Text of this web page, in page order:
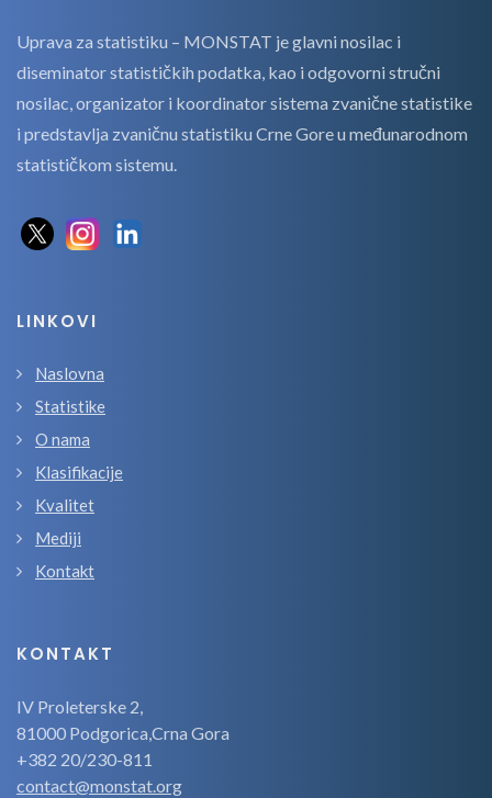
Uprava za statistiku – MONSTAT je glavni nosilac i
diseminator statističkih podatka, kao i odgovorni stručni
nosilac, organizator i koordinator sistema zvanične statistike
i predstavlja zvaničnu statistiku Crne Gore u međunarodnom
statističkom sistemu.
LINKOVI
Naslovna
Statistike
O nama
Klasifikacije
Kvalitet
Mediji
Kontakt
KONTAKT
IV Proleterske 2,
81000 Podgorica,Crna Gora
+382 20/230-811
contact@monstat.org